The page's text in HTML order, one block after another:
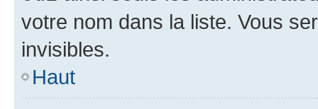
votre nom dans la liste. Vous
invisibles.
Haut